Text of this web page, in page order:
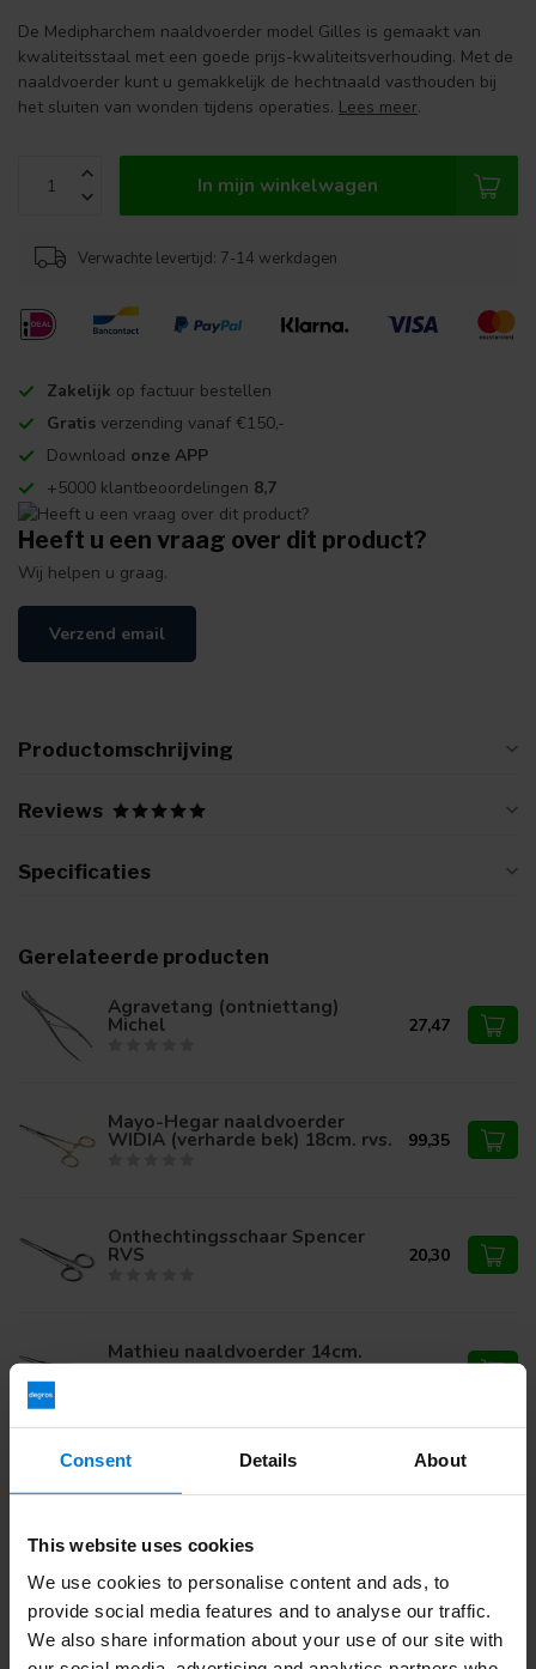
Consent Details About
This website uses cookies
We use cookies to personalise content and ads, to
provide social media features and to analyse our traffic.
We also share information about your use of our site with
De Medipharchem naaldvoerder model Gilles is gemaakt van
kwaliteitsstaal met een goede prijs-kwaliteitsverhouding. Met de
naaldvoerder kunt u gemakkelijk de hechtnaald vasthouden bij
het sluiten van wonden tijdens operaties. Lees meer.
In mijn winkelwagen
Verwachte levertijd: 7-14 werkdagen
Zakelijk op factuur bestellen
Gratis verzending vanaf €150,-
Download onze APP
+5000 klantbeoordelingen 8,7
Heeft u een vraag over dit product?
Wij helpen u graag.
Verzend email
Productomschrijving
Reviews
Specificaties
Gerelateerde producten
Agravetang (ontniettang)
Michel 27,47
Mayo-Hegar naaldvoerder
WIDIA (verharde bek) 18cm. rvs. 99,35
Onthechtingsschaar Spencer
RVS 20,30
Mathieu naaldvoerder 14cm.
rvs. 36,09
Olsen-Hegar naaldvoerder
Heb je vragen over dit product?
Of heb je hulp nodig bij je bestelling? Neem contact op via
of bel